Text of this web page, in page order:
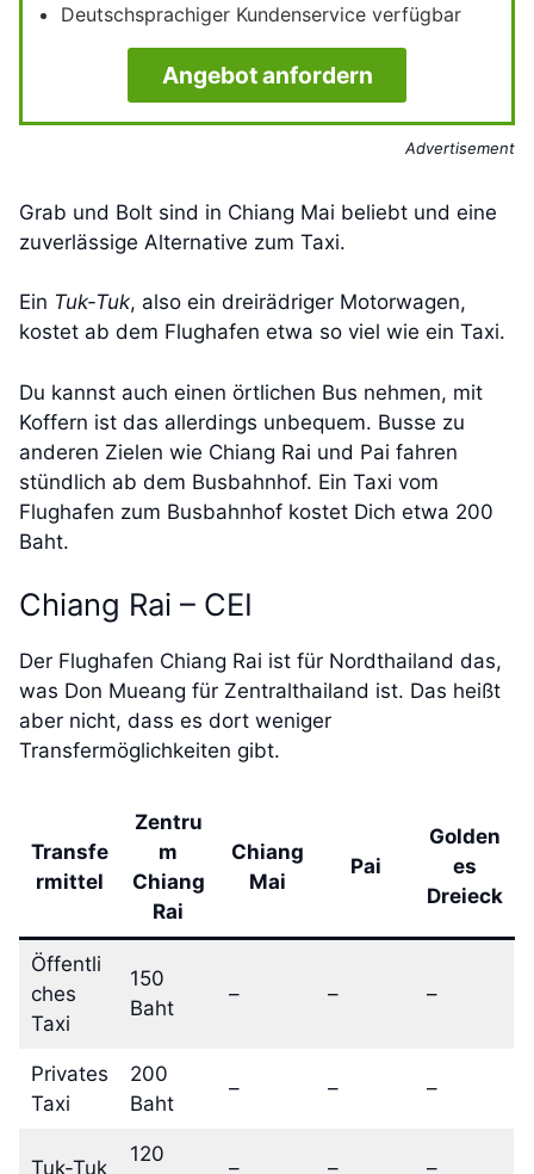
Deutschsprachiger Kundenservice verfügbar
Angebot anfordern
Advertisement
Grab und Bolt sind in Chiang Mai beliebt und eine
zuverlässige Alternative zum Taxi.
Ein Tuk-Tuk, also ein dreirädriger Motorwagen,
kostet ab dem Flughafen etwa so viel wie ein Taxi.
Du kannst auch einen örtlichen Bus nehmen, mit
Koffern ist das allerdings unbequem. Busse zu
anderen Zielen wie Chiang Rai und Pai fahren
stündlich ab dem Busbahnhof. Ein Taxi vom
Flughafen zum Busbahnhof kostet Dich etwa 200
Baht.
Chiang Rai – CEI
Der Flughafen Chiang Rai ist für Nordthailand das,
was Don Mueang für Zentralthailand ist. Das heißt
aber nicht, dass es dort weniger
Transfermöglichkeiten gibt.
Transfe
rmittel
Zentru
m
Chiang
Rai
Chiang
Mai
Pai
Golden
es
Dreieck
Öffentli
ches
Taxi
150
Baht
– – –
Privates
Taxi
200
Baht
– – –
Tuk-Tuk
120
– – –